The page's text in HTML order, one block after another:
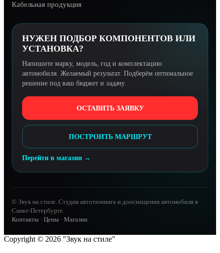
Кабельная продукция
НУЖЕН ПОДБОР КОМПОНЕНТОВ ИЛИ
УСТАНОВКА?
Напишите марку, модель, год и комплектацию
автомобиля. Желаемый результат. Подберём оптимальное
решение под ваш бюджет и задачу.
ОСТАВИТЬ ЗАЯВКУ
ПОСТРОИТЬ МАРШРУТ
Перейти в магазин →
© Звук на стиле. Студия автотюнинга и дооснащения автомобиля в
Санкт-Петербурге.
Контакты · Цены · Магазин
Copyright © 2026 "Звук на стиле"